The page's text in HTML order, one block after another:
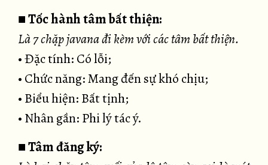
■Tốc hành tâm bất thiện:
Là 7 chặp javana đi kèm với các tâm bất thiện.
• Đặc tính: Có lỗi;
• Chức năng: Mang đến sự khó chịu;
• Biểu hiện: Bất tịnh;
• Nhân gần: Phi lý tác ý.
■ Tâm đăng ký: